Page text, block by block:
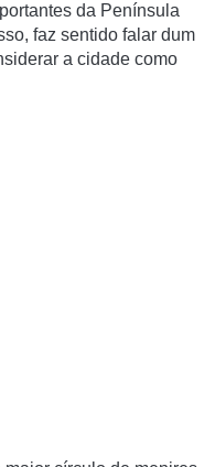
da Península
faz sentido falar dum
a cidade como